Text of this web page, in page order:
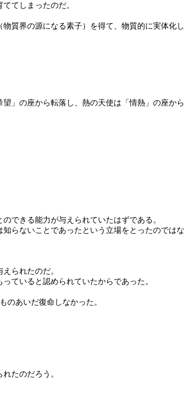
てしまったのだ。
質界の源になる素子）を得て、物質的に実体化し
」の座から転落し、熱の天使は「情熱」の座か
できる能力が与えられていたはずである。
らないことであったという立場をとったのでは
られたのだ。
ていると認められていたからであった。
あいだ復命しなかった。
たのだろう。